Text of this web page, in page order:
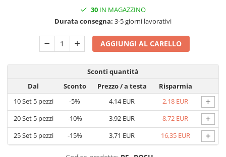
Scatole Cubo per Bomboniere
Scatole Fondo + Coperchio
Scatole per Caramelle e Dolci
Scatole per Cioccolato in Tavoletta
Scatole per Macarons e Praline
Scatole con Cassetto e Inserto per 4
Praline
Scatole con Cassetto per Praline
Scatole Medie e Grandi per 10–40
30 IN MAGAZZINO
Durata consegna: 3-5 giorni lavorativi
AGGIUNGI AL CARELLO
Sconti quantità
Dal
Sconto Prezzo/ a testa
Risparmia
10Set 5 pezzi -5% 4,14 EUR 2,18 EUR +
20Set 5 pezzi -10% 3,92 EUR 8,72 EUR +
25Set 5 pezzi -15% 3,71 EUR 16,35 EUR +